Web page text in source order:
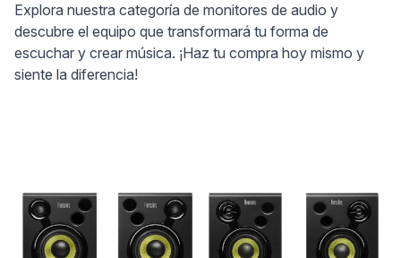
Explora nuestra categoría de monitores de audio y
descubre el equipo que transformará tu forma de
escuchar y crear música. ¡Haz tu compra hoy mismo y
siente la diferencia!